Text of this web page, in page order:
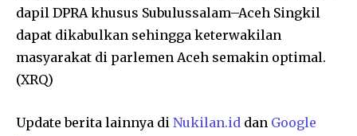
dapil DPRA khusus Subulussalam–Aceh Singkil
dapat dikabulkan sehingga keterwakilan
masyarakat di parlemen Aceh semakin optimal.
(XRQ)
Update berita lainnya di Nukilan.id dan Google